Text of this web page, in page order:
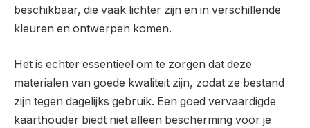
beschikbaar, die vaak lichter zijn en in verschillende
kleuren en ontwerpen komen.
Het is echter essentieel om te zorgen dat deze
materialen van goede kwaliteit zijn, zodat ze bestand
zijn tegen dagelijks gebruik. Een goed vervaardigde
kaarthouder biedt niet alleen bescherming voor je